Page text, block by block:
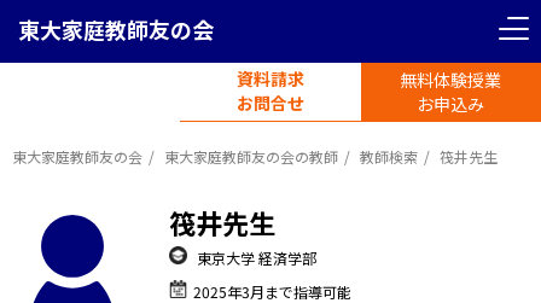
東大家庭教師友の会
資料請求
お問合せ
無料体験授業
お申込み
東大家庭教師友の会 東大家庭教師友の会の教師 教師検索 筏井先生
筏井先生
東京大学 経済学部
2025年3月まで指導可能